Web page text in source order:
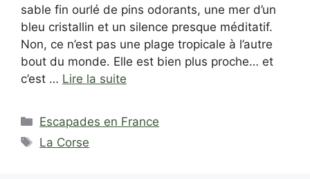
sable fin ourlé de pins odorants, une mer d’un
bleu cristallin et un silence presque méditatif.
Non, ce n’est pas une plage tropicale à l’autre
bout du monde. Elle est bien plus proche… et
c’est … Lire la suite
Catégories
Escapades en France
Étiquettes
La Corse